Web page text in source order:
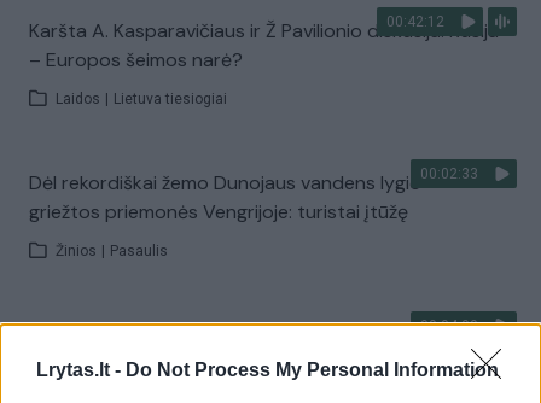
Lrytas.lt - Do Not Process My Personal Information
00:42:12
Karšta A. Kasparavičiaus ir Ž Pavilionio diskusija: Rusija
– Europos šeimos narė?
Laidos Lietuva tiesiogiai
00:02:33
Dėl rekordiškai žemo Dunojaus vandens lygio –
griežtos priemonės Vengrijoje: turistai įtūžę
Žinios Pasaulis
00:04:00
įprotį: tą daro daugiau nei pusė pradinukų